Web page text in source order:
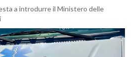
a introdurre il Ministero delle